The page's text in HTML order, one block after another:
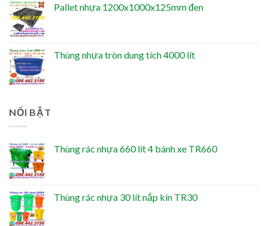
Pallet nhựa 1200x1000x125mm đen
Thùng nhựa tròn dung tích 4000 lít
NỔI BẬT
Thùng rác nhựa 660 lít 4 bánh xe TR660
Thùng rác nhựa 30 lít nắp kín TR30